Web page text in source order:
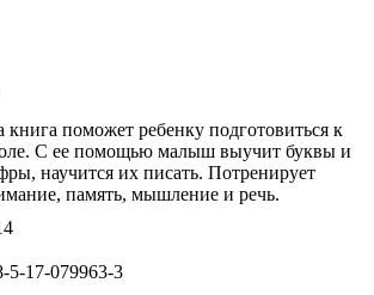
книга поможет ребенку подготовиться к
С ее помощью малыш выучит буквы и
научится их писать. Потренирует
память, мышление и речь.
5-17-079963-3